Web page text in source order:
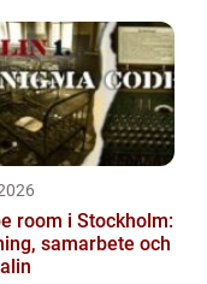
room i Stockholm:
samarbete och